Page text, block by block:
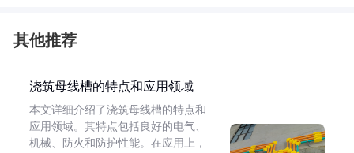
其他推荐
浇筑母线槽的特点和应用领域
本文详细介绍了浇筑母线槽的特点和
应用领域。其特点包括良好的电气、
机械、防火和防护性能。在应用上，